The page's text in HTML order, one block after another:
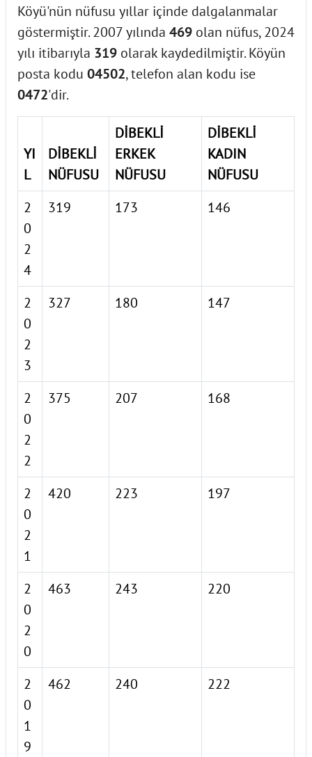
Köyü'nün nüfusu yıllar içinde dalgalanmalar
göstermiştir. 2007 yılında 469 olan nüfus, 2024
yılı itibarıyla 319 olarak kaydedilmiştir. Köyün
posta kodu 04502, telefon alan kodu ise
0472'dir.
YI
L
DİBEKLİ
NÜFUSU
DİBEKLİ
ERKEK
NÜFUSU
DİBEKLİ
KADIN
NÜFUSU
2
0
2
4
319 173 146
2
0
2
3
327 180 147
2
0
2
2
375 207 168
2
0
2
1
420 223 197
2
0
2
0
463 243 220
2
0
1
9
462 240 222